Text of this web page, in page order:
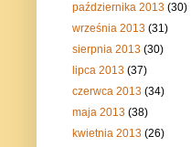
października 2013(30)
września 2013(31)
sierpnia 2013(30)
lipca 2013(37)
czerwca 2013(34)
maja 2013(38)
kwietnia 2013(26)